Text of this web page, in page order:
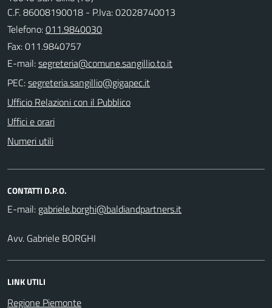
C.F. 86008190018 - P.Iva: 02028740013
Telefono:011.9840030
Fax: 011.9840757
E-mail:
PEC:
Ufficio Relazioni con il Pubblico
Uffici e orari
Numeri utili
CONTATTI D.P.O.
E-mail:
Avv. Gabriele BORGHI
LINK UTILI
Regione Piemonte